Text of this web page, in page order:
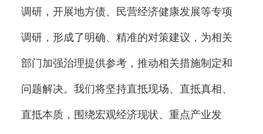
调研，开展地方债、民营经济健康发展等专项
调研，形成了明确、精准的对策建议，为相关
部门加强治理提供参考，推动相关措施制定和
问题解决。我们将坚持直抵现场、直抵真相、
直抵本质，围绕宏观经济现状、重点产业发